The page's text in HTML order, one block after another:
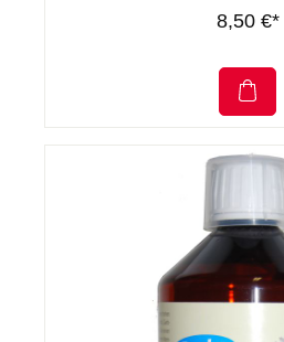
8,50 €*